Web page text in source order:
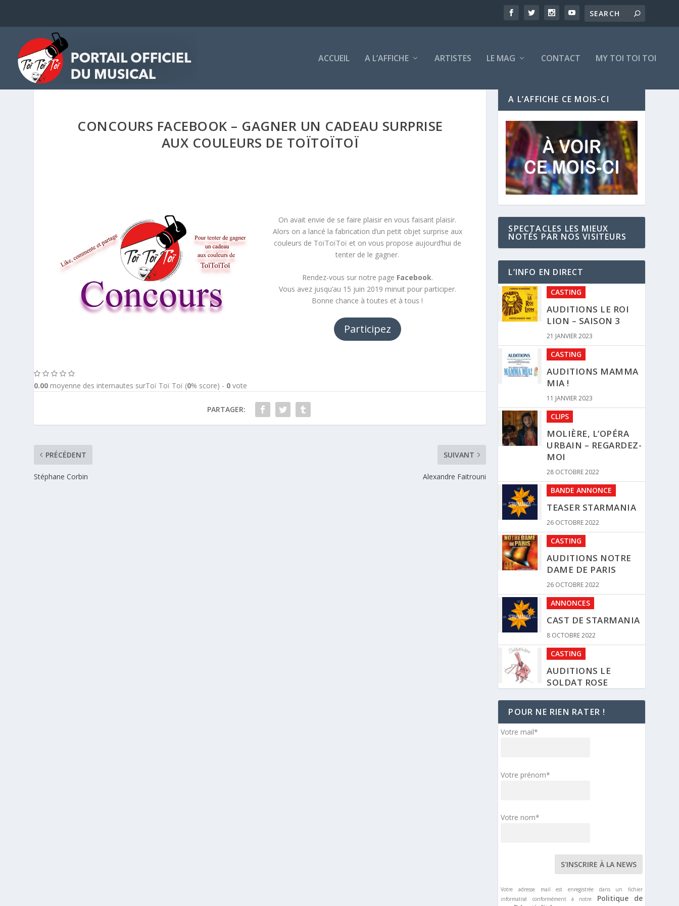
ACCUEIL A L’AFFICHE ARTISTES LE MAG CONTACT MY TOI TOI TOI
CONCOURS FACEBOOK – GAGNER UN CADEAU SURPRISE
AUX COULEURS DE TOÏTOÏTOÏ
On avait envie de se faire plaisir en vous faisant plaisir.
Alors on a lancé la fabrication d’un petit objet surprise aux
couleurs de ToïToïToï et on vous propose aujourd’hui de
tenter de le gagner.
Rendez-vous sur notre page Facebook.
Vous avez jusqu’au 15 juin 2019 minuit pour participer.
Bonne chance à toutes et à tous !
Participez
0.00 moyenne des internautes surToï Toï Toï (0% score) - 0 vote
PARTAGER:
PRÉCÉDENT
Stéphane Corbin
SUIVANT
Alexandre Faitrouni
A L’AFFICHE CE MOIS-CI
SPECTACLES LES MIEUX
NOTÉS PAR NOS VISITEURS
L’INFO EN DIRECT
CASTING
AUDITIONS LE ROI
LION – SAISON 3
21 JANVIER 2023
CASTING
AUDITIONS MAMMA
MIA !
11 JANVIER 2023
CLIPS
MOLIÈRE, L’OPÉRA
URBAIN – REGARDEZ-
MOI
28 OCTOBRE 2022
BANDE ANNONCE
TEASER STARMANIA
26 OCTOBRE 2022
CASTING
AUDITIONS NOTRE
DAME DE PARIS
26 OCTOBRE 2022
ANNONCES
CAST DE STARMANIA
8 OCTOBRE 2022
CASTING
AUDITIONS LE
SOLDAT ROSE
CASTING
ALBUM STUDIO – AL
4 SEPTEMBRE 2022
POUR NE RIEN RATER !
Votre mail*
Votre prénom*
Votre nom*
Votre adresse mail est enregistrée dans un fichier
informatisé conformément à notre
Politique de